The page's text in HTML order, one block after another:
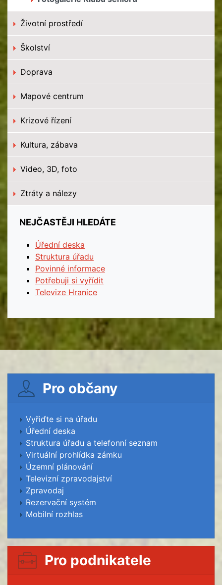
Životní prostředí
Školství
Doprava
Mapové centrum
Krizové řízení
Kultura, zábava
Video, 3D, foto
Ztráty a nálezy
NEJČASTĚJI HLEDÁTE
Úřední deska
Struktura úřadu
Povinné informace
Potřebuji si vyřídit
Televize Hranice
Pro občany
Vyřiďte si na úřadu
Úřední deska
Struktura úřadu a telefonní seznam
Virtuální prohlídka zámku
Územní plánování
Televizní zpravodajství
Zpravodaj
Rezervační systém
Mobilní rozhlas
Pro podnikatele